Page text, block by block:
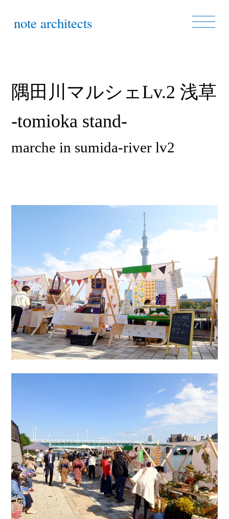
note architects
隅田川マルシェLv.2 浅草
-tomioka stand-
marche in sumida-river lv2